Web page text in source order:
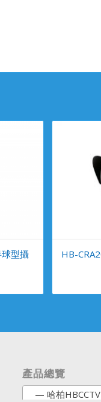
型攝
HB-
產品總覽
— 哈柏HBCCTV